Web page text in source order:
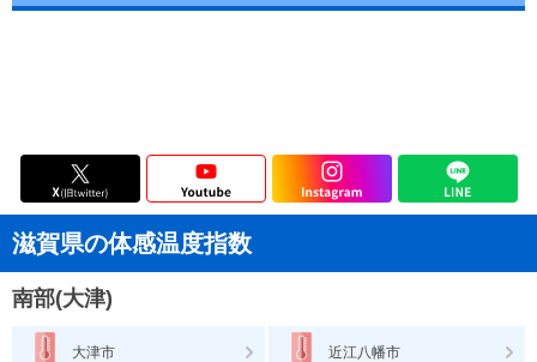
滋賀県の体感温度指数
南部(大津)
大津市 近江八幡市